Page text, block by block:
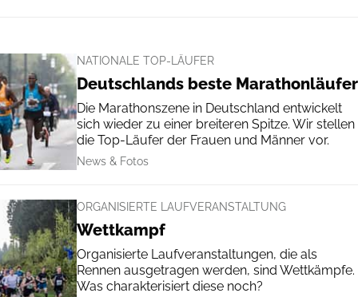
NATIONALE TOP-LÄUFER
Deutschlands beste Marathonläufer
Die Marathonszene in Deutschland entwickelt
sich wieder zu einer breiteren Spitze. Wir stellen
die Top-Läufer der Frauen und Männer vor.
News & Fotos
ORGANISIERTE LAUFVERANSTALTUNG
Wettkampf
Organisierte Laufveranstaltungen, die als
Rennen ausgetragen werden, sind Wettkämpfe.
Was charakterisiert diese noch?